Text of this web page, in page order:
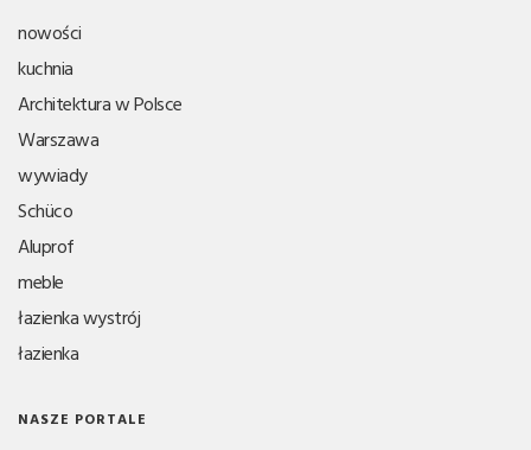
nowości
kuchnia
Architektura w Polsce
Warszawa
wywiady
Schüco
Aluprof
meble
łazienka wystrój
łazienka
NASZE PORTALE